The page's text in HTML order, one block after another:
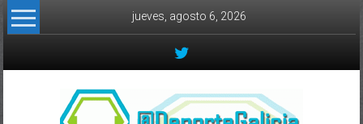
Skip to content
jueves, agosto 6, 2026